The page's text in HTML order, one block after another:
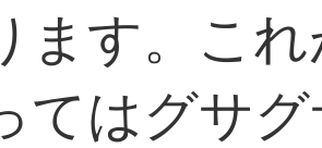
ます。こ
てはグサ